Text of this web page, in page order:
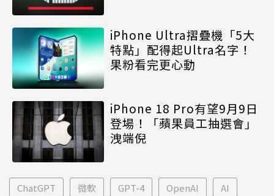
iPhone Ultra摺疊機「5大
特點」配得起Ultra名字！
果粉看完更心動
iPhone 18 Pro有望9月9日
登場！「蘋果員工抽選會」
洩端倪
ChatGPT 微軟 GPT-4 OpenAI AI